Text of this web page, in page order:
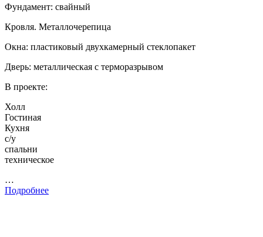
Фундамент: свайный
Кровля. Металлочерепица
Окна: пластиковый двухкамерный стеклопакет
Дверь: металлическая с терморазрывом
В проекте:
Холл
Гостиная
Кухня
с/у
спальни
техническое
…
Подробнее